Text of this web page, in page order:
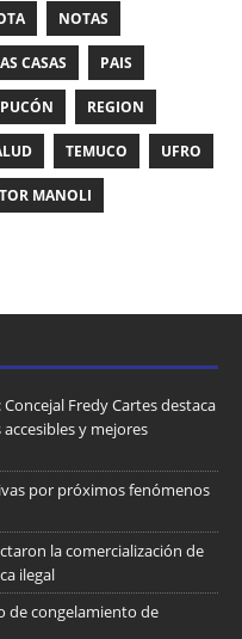
NOTAS
CASAS PAIS
PUCÓN REGION
TEMUCO UFRO
MANOLI
Fredy Cartes destaca
y mejores
por próximos fenómenos
la comercialización de
ilegal
de congelamiento de